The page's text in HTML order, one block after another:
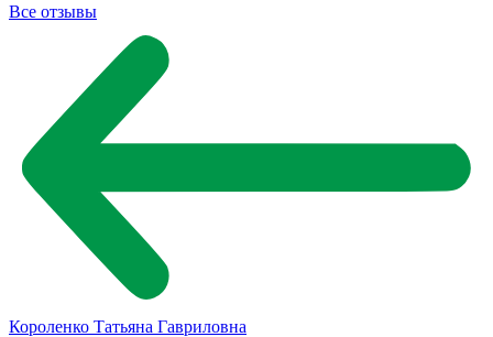
Все отзывы
Короленко Татьяна Гавриловна